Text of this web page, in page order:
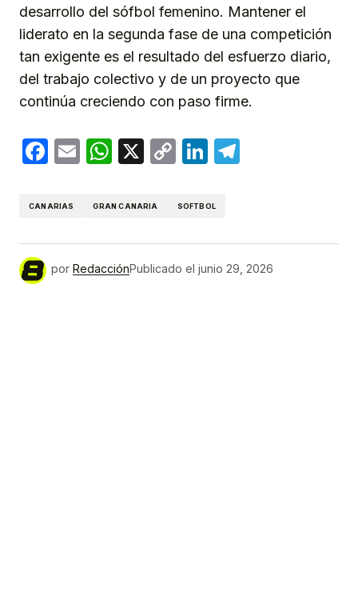
desarrollo del sófbol femenino. Mantener el
liderato en la segunda fase de una competición
tan exigente es el resultado del esfuerzo diario,
del trabajo colectivo y de un proyecto que
continúa creciendo con paso firme.
Facebook
EmailWhatsApp
X
CopyLinkedIn
CANARIAS GRAN CANARIA SOFTBOL
por RedacciónPublicado el junio 29, 2026